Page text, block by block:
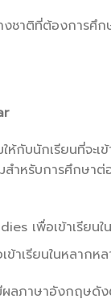
ชาติที่ต้องการศึก
กับนักเรียนที่จะ
ำหรับการศึกษา
เพื่อเข้าเรีย
าเรียนในหลากห
ผลภาษาอังกฤษดั